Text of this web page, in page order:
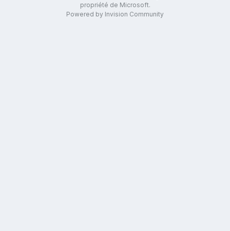
propriété de Microsoft.
Powered by Invision Community